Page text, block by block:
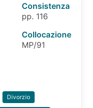
Consistenza
pp. 116
Collocazione
MP/91
Divorzio